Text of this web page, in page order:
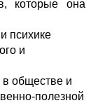
которые она
психике
и
обществе и
полезной